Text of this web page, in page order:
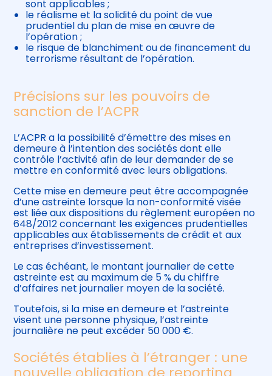
sont applicables ;
le réalisme et la solidité du point de vue
prudentiel du plan de mise en œuvre de
l’opération ;
le risque de blanchiment ou de financement du
terrorisme résultant de l’opération.
Précisions sur les pouvoirs de
sanction de l’ACPR
L’ACPR a la possibilité d’émettre des mises en
demeure à l’intention des sociétés dont elle
contrôle l’activité afin de leur demander de se
mettre en conformité avec leurs obligations.
Cette mise en demeure peut être accompagnée
d’une astreinte lorsque la non-conformité visée
est liée aux dispositions du règlement européen no
648/2012 concernant les exigences prudentielles
applicables aux établissements de crédit et aux
entreprises d’investissement.
Le cas échéant, le montant journalier de cette
astreinte est au maximum de 5 % du chiffre
d’affaires net journalier moyen de la société.
Toutefois, si la mise en demeure et l’astreinte
visent une personne physique, l’astreinte
journalière ne peut excéder 50 000 €.
Sociétés établies à l’étranger : une